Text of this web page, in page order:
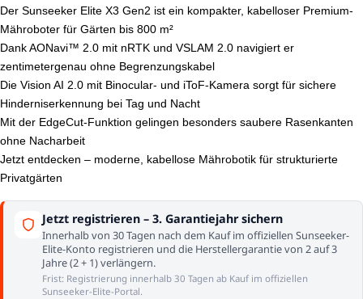
Der Sunseeker Elite X3 Gen2 ist ein kompakter, kabelloser Premium-
Mähroboter für Gärten bis 800 m²
Dank AONavi™ 2.0 mit nRTK und VSLAM 2.0 navigiert er
zentimetergenau ohne Begrenzungskabel
Die Vision AI 2.0 mit Binocular- und iToF-Kamera sorgt für sichere
Hinderniserkennung bei Tag und Nacht
Mit der EdgeCut-Funktion gelingen besonders saubere Rasenkanten
ohne Nacharbeit
Jetzt entdecken – moderne, kabellose Mährobotik für strukturierte
Privatgärten
Jetzt registrieren – 3. Garantiejahr sichern
Innerhalb von 30 Tagen nach dem Kauf im offiziellen Sunseeker-
Elite-Konto registrieren und die Herstellergarantie von 2 auf 3
Jahre (2 + 1) verlängern.
Frist: Registrierung innerhalb 30 Tagen ab Kauf im offiziellen
Sunseeker-Elite-Portal.